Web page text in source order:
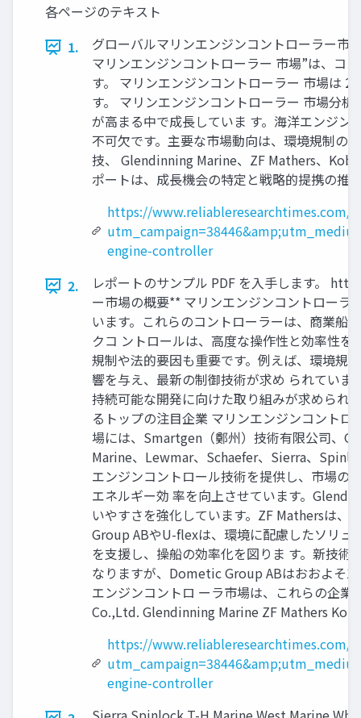
各ページのテキスト
1.
グローバルマリンエンジンコントローラー市
マリンエンジンコントローラー 市場”は、コ
す。 マリンエンジンコントローラー 市場は
す。 マリンエンジンコントローラー 市場分
が高まる中で成長していま す。海洋エンジ
不可欠です。主要な市場動向は、環境規制の
技、 Glendinning Marine、ZF Mathers、
ポートは、成長機会の特定と戦略的提携の推
https://www.reliableresearchtimes.com/
engine-controller
2.
レポートのサンプル PDF を入手します。
ー市場の概要** マリンエンジンコントローラ
います。これらのコントローラーは、商業船
クコ ントロールは、高度な操作性と効率性
規制や法的要因も重要です。例えば、環境規
響を与え、最新の制御技術が求め られてい
持続可能な開発に向けた取り組みが求められ
るトップの注目企業 マリンエンジンコント
場には、Smartgen（鄭州）技術有限公司、
Marine、Lewmar、Schaefer、Sierra、
エンジンコントロール技術を提供し、市場の
エネルギー効 率を向上させています。
いやすさを強化しています。ZF Mathersは
Group ABやU-flexは、環境に配慮したソリュ
を支援し、操船の効率化を図りま す。新技
なりますが、Dometic Group ABはおおよそ
エンジンコントロ ーラ市場は、これらの企
Co.,Ltd. Glendinning Marine ZF Mathers
https://www.reliableresearchtimes.com/
engine-controller